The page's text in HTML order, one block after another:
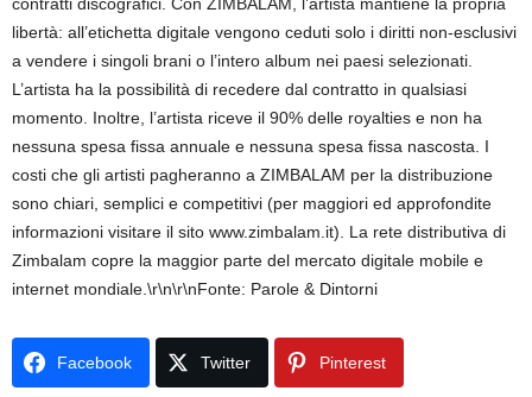
libertà: all’etichetta digitale vengono ceduti solo i diritti non-esclusivi
a vendere i singoli brani o l’intero album nei paesi selezionati.
L’artista ha la possibilità di recedere dal contratto in qualsiasi
momento. Inoltre, l’artista riceve il 90% delle royalties e non ha
nessuna spesa fissa annuale e nessuna spesa fissa nascosta. I
costi che gli artisti pagheranno a ZIMBALAM per la distribuzione
sono chiari, semplici e competitivi (per maggiori ed approfondite
informazioni visitare il sito www.zimbalam.it). La rete distributiva di
Zimbalam copre la maggior parte del mercato digitale mobile e
internet mondiale.\r\n\r\nFonte: Parole & Dintorni
Facebook Twitter Pinterest